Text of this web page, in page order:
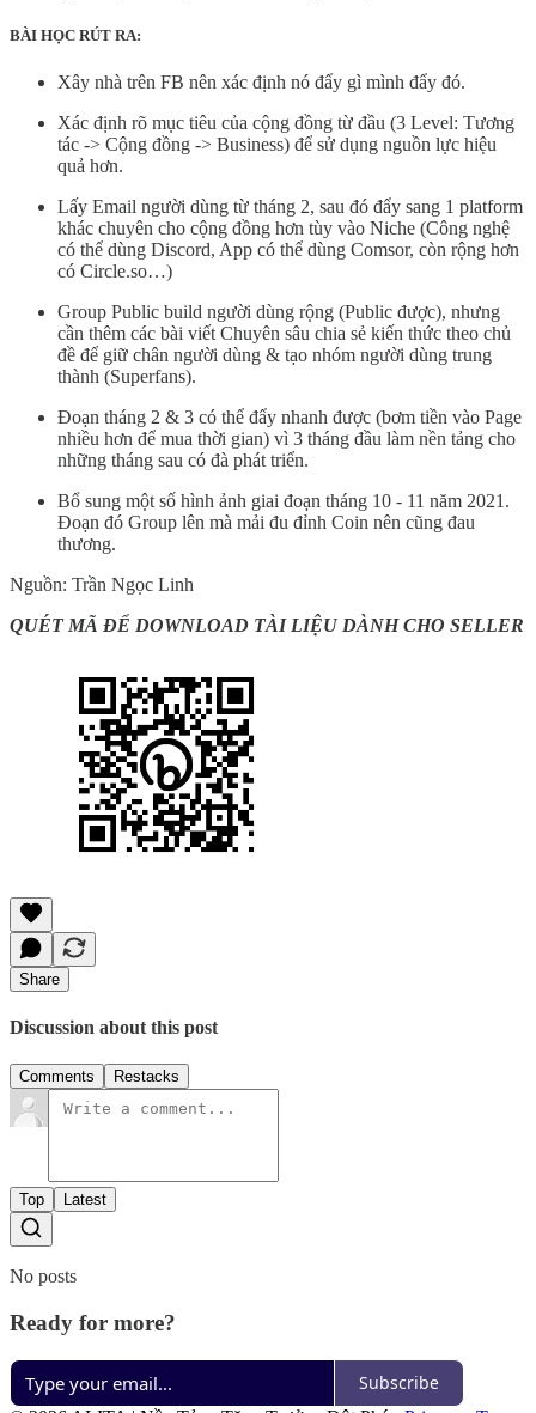
BÀI HỌC RÚT RA:
Xây nhà trên FB nên xác định nó đẩy gì mình đẩy đó.
Xác định rõ mục tiêu của cộng đồng từ đầu (3 Level: Tương
tác -> Cộng đồng -> Business) để sử dụng nguồn lực hiệu
quả hơn.
Lấy Email người dùng từ tháng 2, sau đó đẩy sang 1 platform
khác chuyên cho cộng đồng hơn tùy vào Niche (Công nghệ
có thể dùng Discord, App có thể dùng Comsor, còn rộng hơn
có Circle.so…)
Group Public build người dùng rộng (Public được), nhưng
cần thêm các bài viết Chuyên sâu chia sẻ kiến thức theo chủ
đề để giữ chân người dùng & tạo nhóm người dùng trung
thành (Superfans).
Đoạn tháng 2 & 3 có thể đẩy nhanh được (bơm tiền vào Page
nhiều hơn để mua thời gian) vì 3 tháng đầu làm nền tảng cho
những tháng sau có đà phát triển.
Bổ sung một số hình ảnh giai đoạn tháng 10 - 11 năm 2021.
Đoạn đó Group lên mà mải đu đỉnh Coin nên cũng đau
thương.
Nguồn: Trần Ngọc Linh
QUÉT MÃ ĐỂ DOWNLOAD TÀI LIỆU DÀNH CHO SELLER
Share
Discussion about this post
Comments Restacks
Top Latest
No posts
Ready for more?
Subscribe